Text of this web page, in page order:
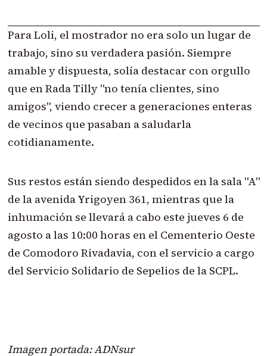
Para Loli, el mostrador no era solo un lugar de
trabajo, sino su verdadera pasión. Siempre
amable y dispuesta, solía destacar con orgullo
que en Rada Tilly "no tenía clientes, sino
amigos", viendo crecer a generaciones enteras
de vecinos que pasaban a saludarla
cotidianamente.
Sus restos están siendo despedidos en la sala "A"
de la avenida Yrigoyen 361, mientras que la
inhumación se llevará a cabo este jueves 6 de
agosto a las 10:00 horas en el Cementerio Oeste
de Comodoro Rivadavia, con el servicio a cargo
del Servicio Solidario de Sepelios de la SCPL.
Imagen portada: ADNsur